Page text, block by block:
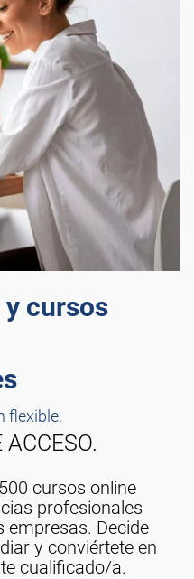
cursos
flexible.
cursos online
profesionales
Decide
y conviértete en
cualificado/a.